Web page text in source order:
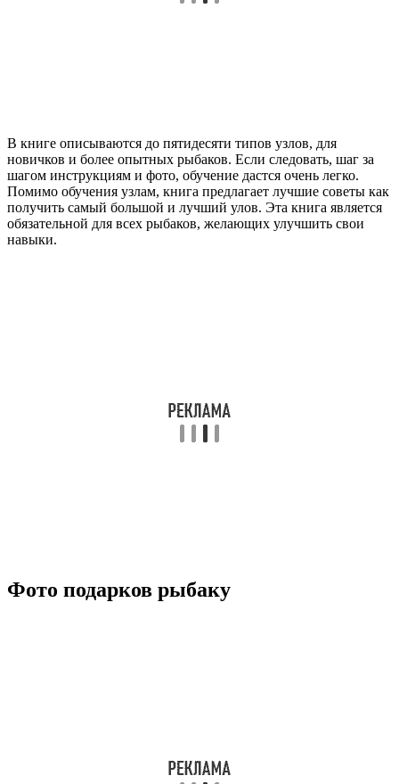
В книге описываются до пятидесяти типов узлов, для
новичков и более опытных рыбаков. Если следовать, шаг за
шагом инструкциям и фото, обучение дастся очень легко.
Помимо обучения узлам, книга предлагает лучшие советы как
получить самый большой и лучший улов. Эта книга является
обязательной для всех рыбаков, желающих улучшить свои
навыки.
Фото подарков рыбаку